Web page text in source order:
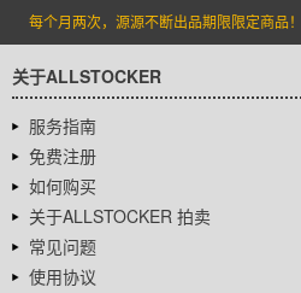
每个月两次，源源不断出品期限限定商品！
关于ALLSTOCKER
服务指南
免费注册
如何购买
关于ALLSTOCKER 拍卖
常见问题
使用协议